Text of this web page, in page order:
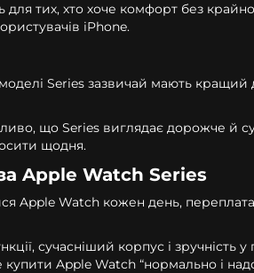
тих, хто хоче комфорт без
iPhone.
Series зазвичай мають
що Series виглядає дорожче
щодня.
Apple Watch Series
Apple Watch кожен день,
сучасніший корпус і
Apple Watch “нормально і